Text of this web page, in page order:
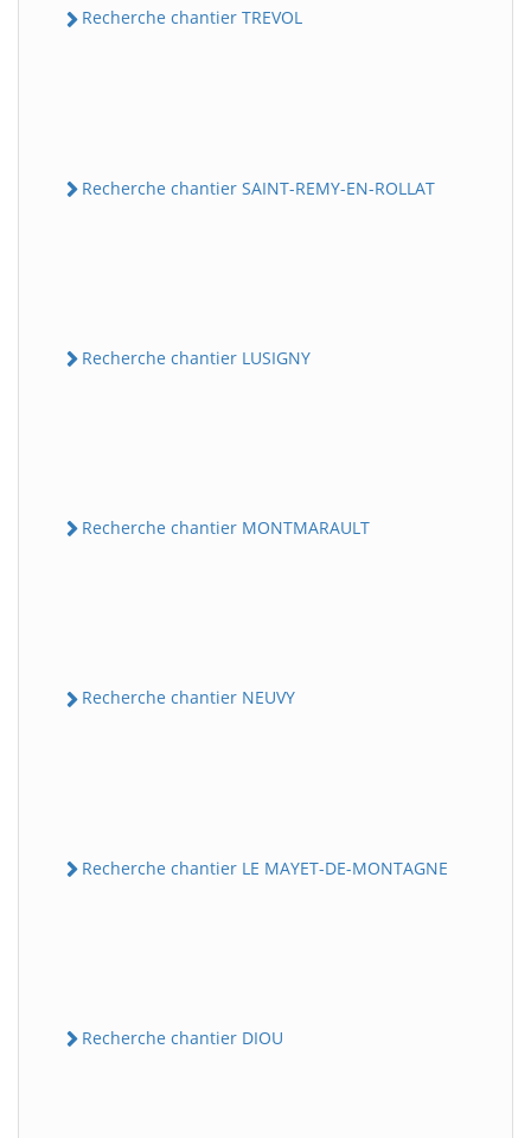
Recherche chantier TREVOL
Recherche chantier SAINT-REMY-EN-ROLLAT
Recherche chantier LUSIGNY
Recherche chantier MONTMARAULT
Recherche chantier NEUVY
Recherche chantier LE MAYET-DE-MONTAGNE
Recherche chantier DIOU